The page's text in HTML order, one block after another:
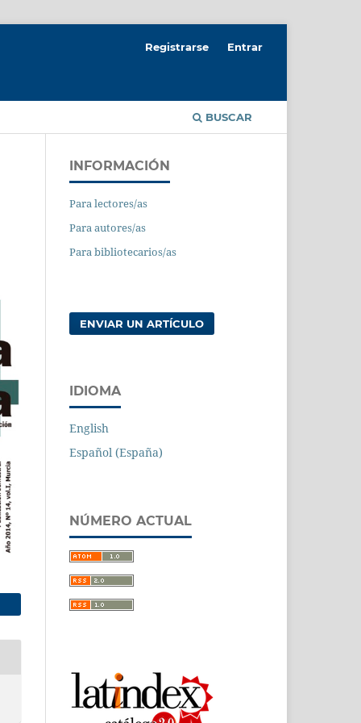
BUSCAR
Registrarse Entrar
INFORMACIÓN
Para lectores/as
Para autores/as
Para bibliotecarios/as
ENVIAR UN ARTÍCULO
IDIOMA
English
Español (España)
NÚMERO ACTUAL